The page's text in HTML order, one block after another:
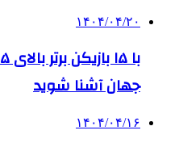
۱۴۰۴/۰۴/۲۰
جهان آشنا شوید
۱۴۰۴/۰۴/۱۶